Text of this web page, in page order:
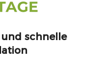
und schnelle